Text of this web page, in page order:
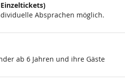
Absprachen möglich.
ab 6 Jahren und ihre Gäste